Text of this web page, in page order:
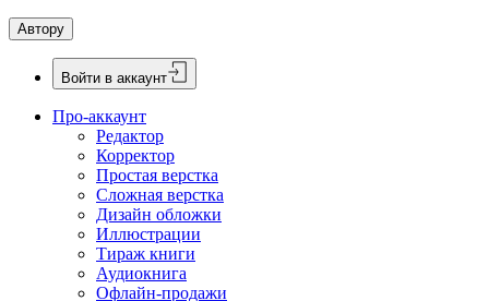
Автору
Войти в аккаунт
Про-аккаунт
Редактор
Корректор
Простая верстка
Сложная верстка
Дизайн обложки
Иллюстрации
Тираж книги
Аудиокнига
Офлайн-продажи